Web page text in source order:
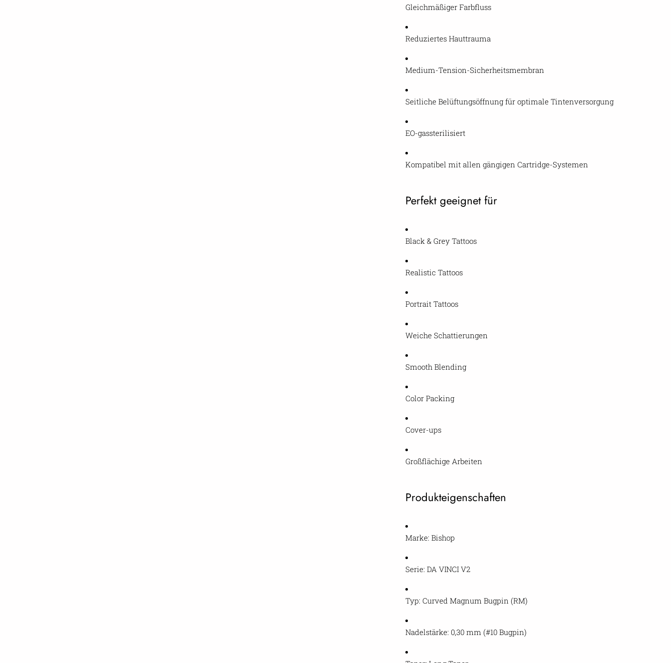
Gleichmäßiger Farbfluss
Reduziertes Hauttrauma
Medium-Tension-Sicherheitsmembran
Seitliche Belüftungsöffnung für optimale Tintenversorgung
EO-gassterilisiert
Kompatibel mit allen gängigen Cartridge-Systemen
Perfekt geeignet für
Black & Grey Tattoos
Realistic Tattoos
Portrait Tattoos
Weiche Schattierungen
Smooth Blending
Color Packing
Cover-ups
Großflächige Arbeiten
Produkteigenschaften
Marke: Bishop
Serie: DA VINCI V2
Typ: Curved Magnum Bugpin (RM)
Nadelstärke: 0,30 mm (#10 Bugpin)